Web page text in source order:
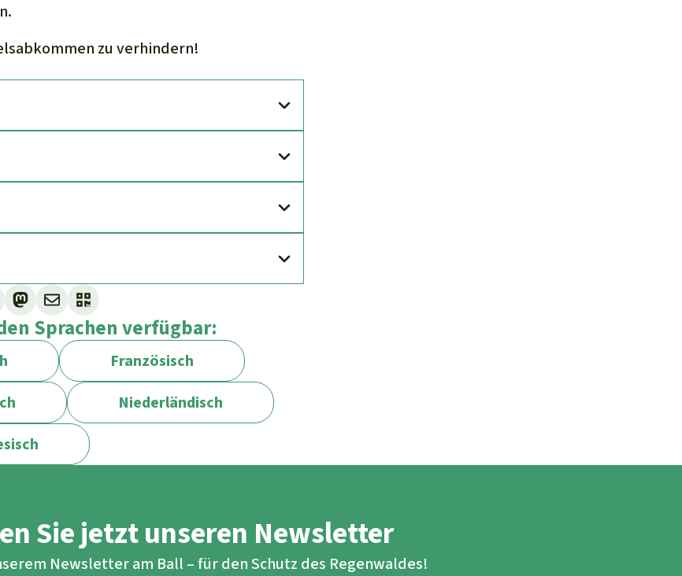
zu verhindern!
Sprachen verfügbar:
Französisch
Niederländisch
Sie jetzt unseren Newsletter
Newsletter am Ball – für den Schutz des Regenwaldes!